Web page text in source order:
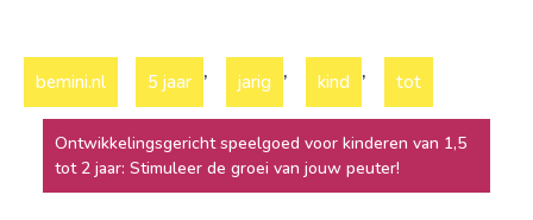
bemini.nl 5 jaar , jarig , kind , tot
Ontwikkelingsgericht speelgoed voor kinderen van 1,5
tot 2 jaar: Stimuleer de groei van jouw peuter!